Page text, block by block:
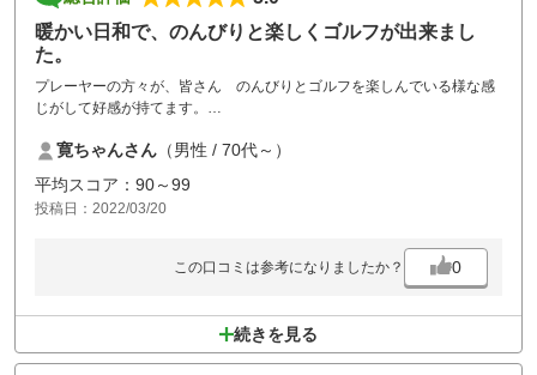
暖かい日和で、のんびりと楽しくゴルフが出来まし
た。
プレーヤーの方々が、皆さん のんびりとゴルフを楽しんでいる様な感
じがして好感が持てます。
ね～
コースも、樹木とバンカーが要所を締めていて、とても戦略的だと思い
ます。
家からも近いので又伺いたいコースです。
寛ちゃんさん （男性 / 70代～）
平均スコア：90～99
投稿日：2022/03/20
この口コミは参考になりましたか？ 0
続きを見る